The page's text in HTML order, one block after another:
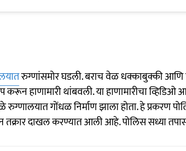
रुग्णांसमोर घडली. बराच वेळ धक्काबुक्की आणि
करून हाणामारी थांबवली. या हाणामारीचा
गोंधळ निर्माण झाला होता. हे प्रकरण
तक्रार दाखल करण्यात आली आहे. पोलिस सध्या